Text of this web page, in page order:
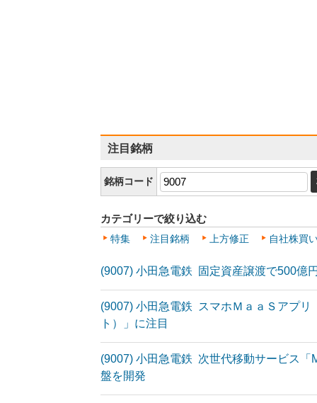
注目銘柄
銘柄コード
カテゴリーで絞り込む
特集 注目銘柄 上方修正 自社株買
(9007) 小田急電鉄 固定資産譲渡で500億
(9007) 小田急電鉄 スマホＭａａＳアプリ
ト）」に注目
(9007) 小田急電鉄 次世代移動サービス「
盤を開発